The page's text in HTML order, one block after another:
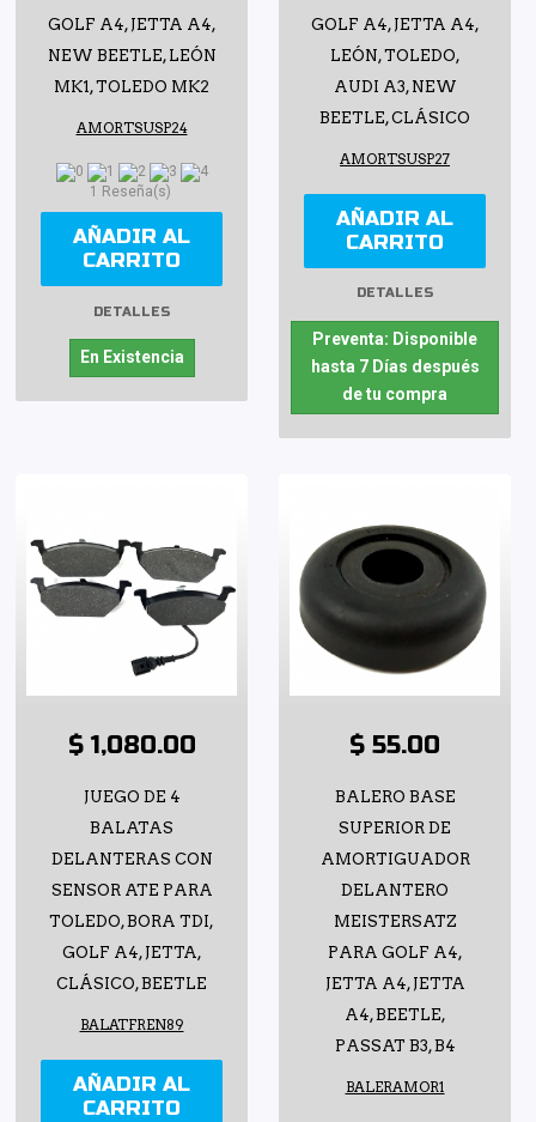
GOLF A4, JETTA A4,
NEW BEETLE, LEÓN
MK1, TOLEDO MK2
AMORTSUSP24
1 Reseña(s)
AÑADIR AL
CARRITO
DETALLES
En Existencia
GOLF A4, JETTA A4,
LEÓN, TOLEDO,
AUDI A3, NEW
BEETLE, CLÁSICO
AMORTSUSP27
AÑADIR AL
CARRITO
DETALLES
Preventa: Disponible
hasta 7 Días después
de tu compra
$ 1,080.00
JUEGO DE 4
BALATAS
DELANTERAS CON
SENSOR ATE PARA
TOLEDO, BORA TDI,
GOLF A4, JETTA,
CLÁSICO, BEETLE
BALATFREN89
AÑADIR AL
CARRITO
$ 55.00
BALERO BASE
SUPERIOR DE
AMORTIGUADOR
DELANTERO
MEISTERSATZ
PARA GOLF A4,
JETTA A4, JETTA
A4, BEETLE,
PASSAT B3, B4
BALERAMOR1